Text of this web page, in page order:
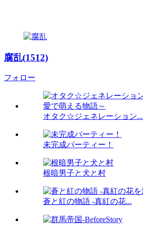
腐乱(1512)
フォロー
オタク☆ジェネレーション...
未完成パーティー！
根暗男子と犬と村
蒼と紅の物語 -真紅の花...